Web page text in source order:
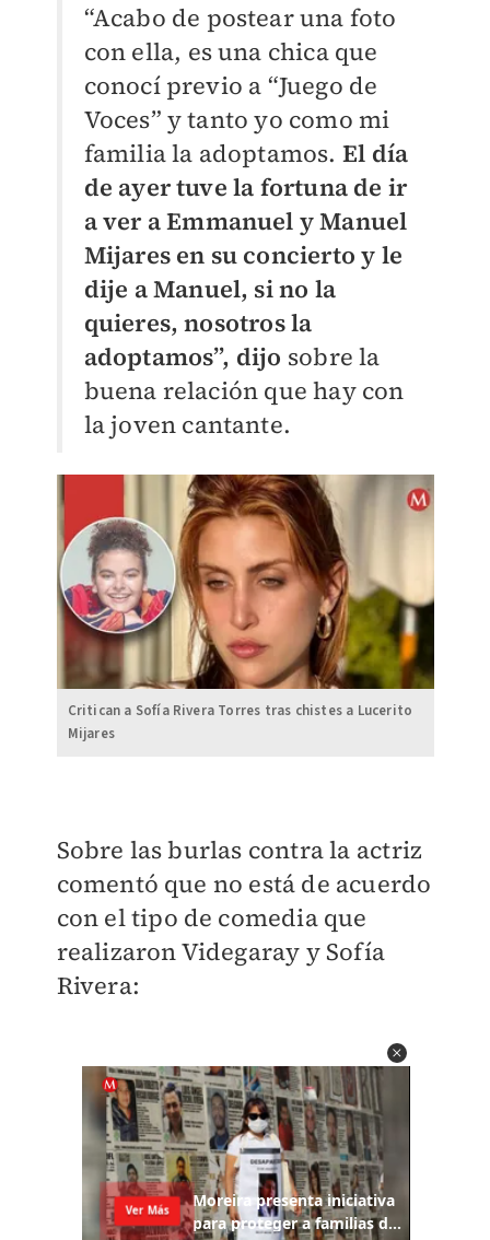
“Acabo de postear una foto
con ella, es una chica que
conocí previo a “Juego de
Voces” y tanto yo como mi
familia la adoptamos. El día
de ayer tuve la fortuna de ir
a ver a Emmanuel y Manuel
Mijares en su concierto y le
dije a Manuel, si no la
quieres, nosotros la
adoptamos”, dijo sobre la
buena relación que hay con
la joven cantante.
Critican a Sofía Rivera Torres tras chistes a Lucerito
Mijares
Sobre las burlas contra la actriz
comentó que no está de acuerdo
con el tipo de comedia que
realizaron Videgaray y Sofía
Rivera: